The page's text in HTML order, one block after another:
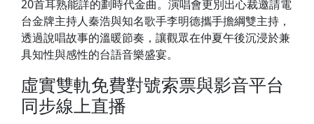
20首耳熟能詳的劃時代金曲。演唱會更別出心裁邀請電
台金牌主持人秦浩與知名歌手李明德攜手擔綱雙主持，
透過說唱故事的溫暖節奏，讓觀眾在仲夏午後沉浸於兼
具知性與感性的台語音樂盛宴。
虛實雙軌免費對號索票與影音平台
同步線上直播